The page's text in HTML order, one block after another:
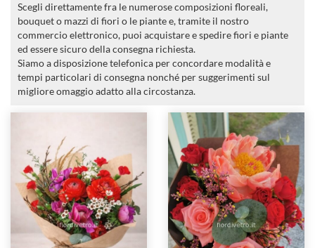
Scegli direttamente fra le numerose composizioni floreali,
bouquet o mazzi di fiori o le piante e, tramite il nostro
commercio elettronico, puoi acquistare e spedire fiori e piante
ed essere sicuro della consegna richiesta.
Siamo a disposizione telefonica per concordare modalità e
tempi particolari di consegna nonché per suggerimenti sul
migliore omaggio adatto alla circostanza.